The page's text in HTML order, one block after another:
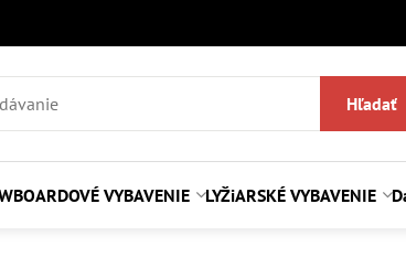
Hľadať
VYBAVENIE LYŽiARSKÉ VYBAVENIE